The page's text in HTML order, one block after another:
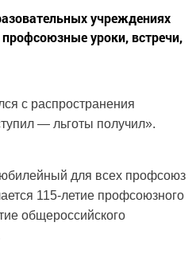
учреждениях
уроки, встречи,
с распространения
— льготы получил».
для всех профсоюз
115-летие профсоюзного
общероссийского